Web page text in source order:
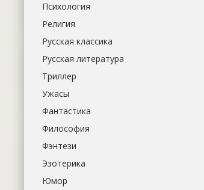
Психология
Религия
Русская классика
Русская литература
Триллер
Ужасы
Фантастика
Философия
Фэнтези
Эзотерика
Юмор